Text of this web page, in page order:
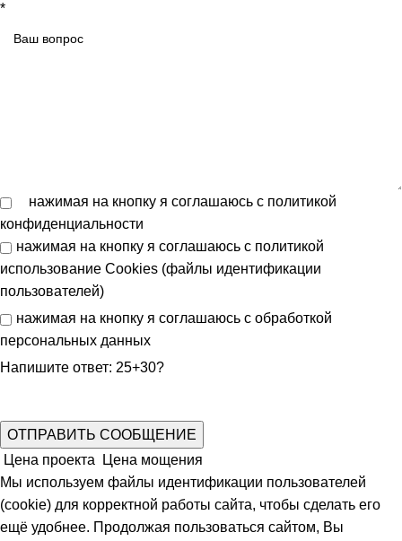
*
нажимая на кнопку я соглашаюсь с политикой
конфиденциальности
нажимая на кнопку я соглашаюсь с политикой
использование Cookies (файлы идентификации
пользователей)
нажимая на кнопку я соглашаюсь с обработкой
персональных данных
Напишите ответ: 25+30?
Цена проекта
Цена мощения
Мы используем файлы идентификации пользователей
(cookie) для корректной работы сайта, чтобы сделать его
ещё удобнее. Продолжая пользоваться сайтом, Вы